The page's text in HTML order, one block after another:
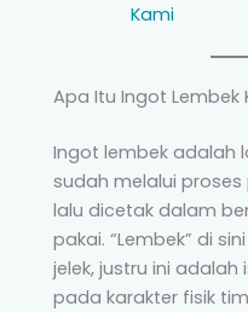
Kami
Apa Itu Ingot Lembek
Ingot lembek adalah
sudah melalui
lalu dicetak dalam
pakai. “Lembek” di
jelek, justru ini
pada karakter fisik